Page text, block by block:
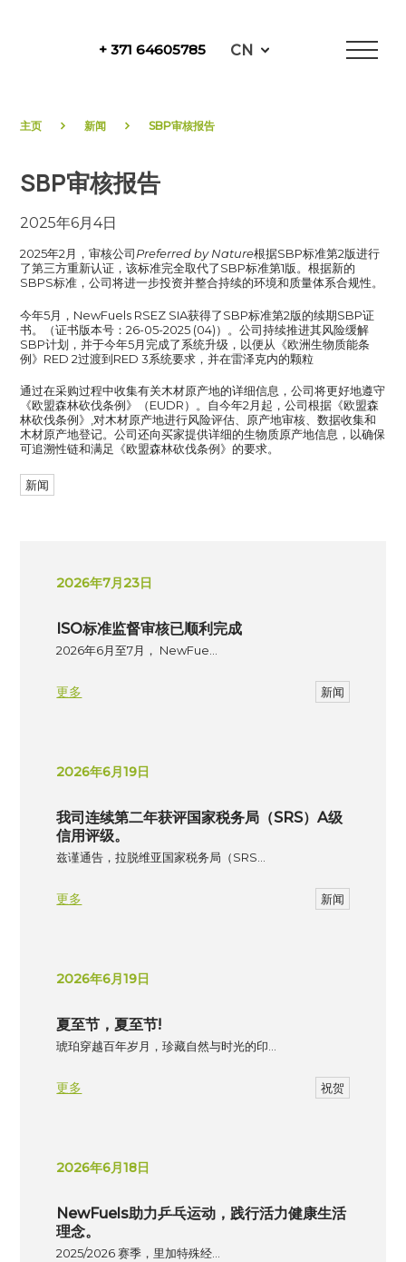
+ 371 64605785 CN
主页 新闻 SBP审核报告
SBP审核报告
2025年6月4日
2025年2月，审核公司Preferred by Nature根据SBP标准第2版进行
了第三方重新认证，该标准完全取代了SBP标准第1版。根据新的
SBPS标准，公司将进一步投资并整合持续的环境和质量体系合规性。
今年5月，NewFuels RSEZ SIA获得了SBP标准第2版的续期SBP证
书。（证书版本号：26-05-2025 (04)）。公司持续推进其风险缓解
SBP计划，并于今年5月完成了系统升级，以便从《欧洲生物质能条
例》RED 2过渡到RED 3系统要求，并在雷泽克内的颗粒
通过在采购过程中收集有关木材原产地的详细信息，公司将更好地遵守
《欧盟森林砍伐条例》（EUDR）。自今年2月起，公司根据《欧盟森
林砍伐条例》,对木材原产地进行风险评估、原产地审核、数据收集和
木材原产地登记。公司还向买家提供详细的生物质原产地信息，以确保
可追溯性链和满足《欧盟森林砍伐条例》的要求。
新闻
2026年7月23日
ISO标准监督审核已顺利完成
2026年6月至7月， NewFue…
更多 新闻
2026年6月19日
我司连续第二年获评国家税务局（SRS）A级
信用评级。
兹谨通告，拉脱维亚国家税务局（SRS…
更多 新闻
2026年6月19日
夏至节，夏至节!
琥珀穿越百年岁月，珍藏自然与时光的印…
更多 祝贺
2026年6月18日
NewFuels助力乒乓运动，践行活力健康生活
理念。
2025/2026 赛季，里加特殊经…